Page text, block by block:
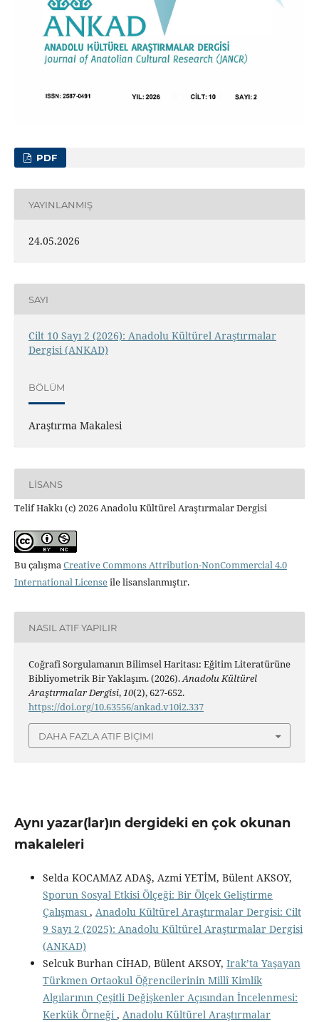
PDF
YAYINLANMIŞ
24.05.2026
SAYI
Cilt 10 Sayı 2 (2026): Anadolu Kültürel Araştırmalar
Dergisi (ANKAD)
BÖLÜM
Araştırma Makalesi
LISANS
Telif Hakkı (c) 2026 Anadolu Kültürel Araştırmalar Dergisi
Bu çalışmaCreative Commons Attribution-NonCommercial 4.0
International Licenseile lisanslanmıştır.
NASIL ATIF YAPILIR
Coğrafi Sorgulamanın Bilimsel Haritası: Eğitim Literatürüne
Bibliyometrik Bir Yaklaşım. (2026).Anadolu Kültürel
Araştırmalar Dergisi,10(2), 627-652.
https://doi.org/10.63556/ankad.v10i2.337
DAHA FAZLA ATIF BIÇIMI
Aynı yazar(lar)ın dergideki en çok okunan
makaleleri
Selda KOCAMAZ ADAŞ, Azmi YETİM, Bülent AKSOY,
Sporun Sosyal Etkisi Ölçeği: Bir Ölçek Geliştirme
Çalışması, Anadolu Kültürel Araştırmalar Dergisi: Cilt
9 Sayı 2 (2025): Anadolu Kültürel Araştırmalar Dergisi
(ANKAD)
Selcuk Burhan CİHAD, Bülent AKSOY, Irak’ta Yaşayan
Türkmen Ortaokul Öğrencilerinin Millî Kimlik
Algılarının Çeşitli Değişkenler Açısından İncelenmesi:
Kerkük Örneği, Anadolu Kültürel Araştırmalar